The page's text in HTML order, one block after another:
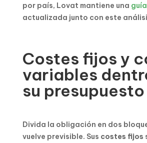
por país, Lovat mantiene una guía
actualizada junto con este
Costes fijos y
variables
su presupuesto
Divida la obligación en dos
vuelve previsible. Sus costes fijos